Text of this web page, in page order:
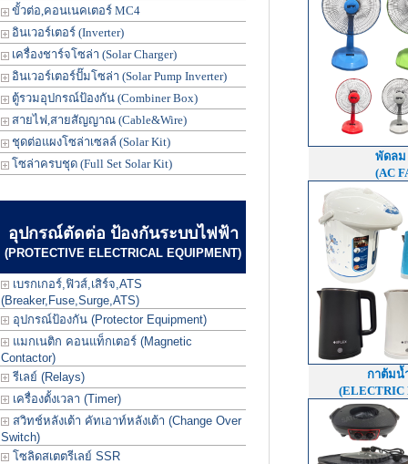
ขั้วต่อ,คอนเนคเตอร์ MC4
อินเวอร์เตอร์ (Inverter)
เครื่องชาร์จโซล่า (Solar Charger)
อินเวอร์เตอร์ปั๊มโซล่า (Solar Pump Inverter)
ตู้รวมอุปกรณ์ป้องกัน (Combiner Box)
สายไฟ,สายสัญญาณ (Cable&Wire)
ชุดต่อแผงโซล่าเซลล์ (Solar Kit)
โซล่าครบชุด (Full Set Solar Kit)
อุปกรณ์ตัดต่อ ป้องกันระบบไฟฟ้า
(PROTECTIVE ELECTRICAL EQUIPMENT)
เบรกเกอร์,ฟิวส์,เสิร์จ,ATS
(Breaker,Fuse,Surge,ATS)
อุปกรณ์ป้องกัน (Protector Equipment)
แมกเนติก คอนแท็กเตอร์ (Magnetic
Contactor)
รีเลย์ (Relays)
เครื่องตั้งเวลา (Timer)
สวิทช์หลังเต้า คัทเอาท์หลังเต้า (Change Over
Switch)
โซลิดสเตตรีเลย์ SSR
พัดลม
(AC
กาต้มน้